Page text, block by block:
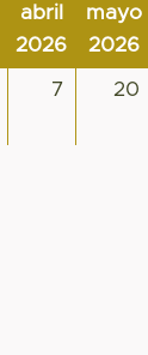
abril
2026
mayo
2026
7 20